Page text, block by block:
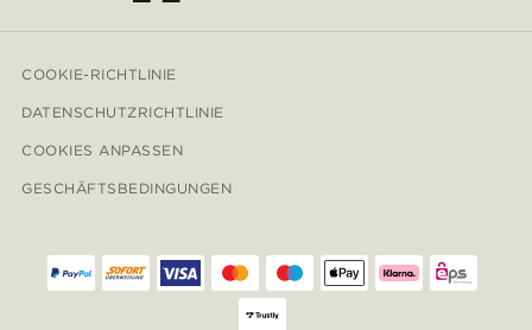
COOKIE-RICHTLINIE
DATENSCHUTZRICHTLINIE
COOKIES ANPASSEN
GESCHÄFTSBEDINGUNGEN